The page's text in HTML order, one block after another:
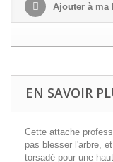
Ajouter à ma
EN SAVOIR
Cette attache
pas blesser l'arbre,
torsadé pour une